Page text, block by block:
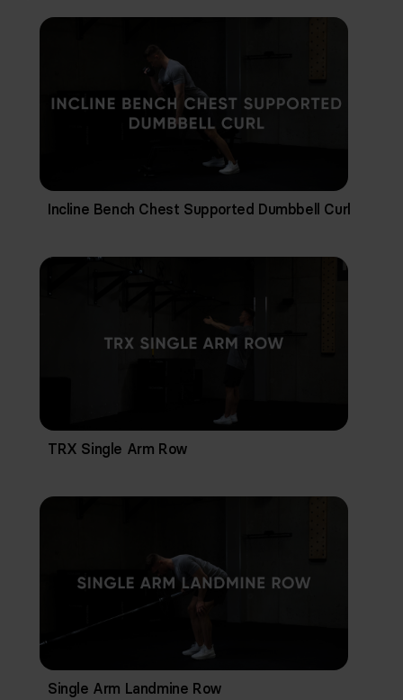
Incline Bench Chest Supported Dumbbell Curl
TRX Single Arm Row
Single Arm Landmine Row